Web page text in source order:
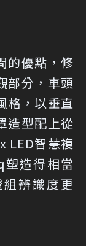
的優點，修
部分，車頭
格，以垂直
造型配上從
LED智慧複
造得相當
辨識度更